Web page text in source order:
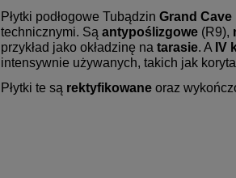
Płytki podłogowe Tubądzin Grand
technicznymi. Są antypoślizgowe (R9),
przykład jako okładzinę na tarasie. A IV
intensywnie używanych, takich jak
Płytki te są rektyfikowane oraz